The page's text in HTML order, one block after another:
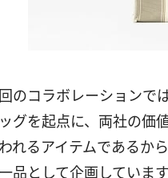
のコラボレーションで
グを起点に、両社の価
れるアイテムであるか
品として企画しています